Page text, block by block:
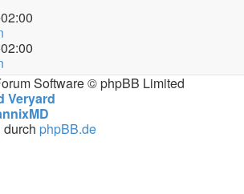
Software © phpBB Limited
Veryard
phpBB.de